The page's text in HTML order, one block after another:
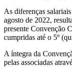
As diferenças
agosto de 2022,
presente Convenção
cumpridas até o 5º
A íntegra da
pelas associadas